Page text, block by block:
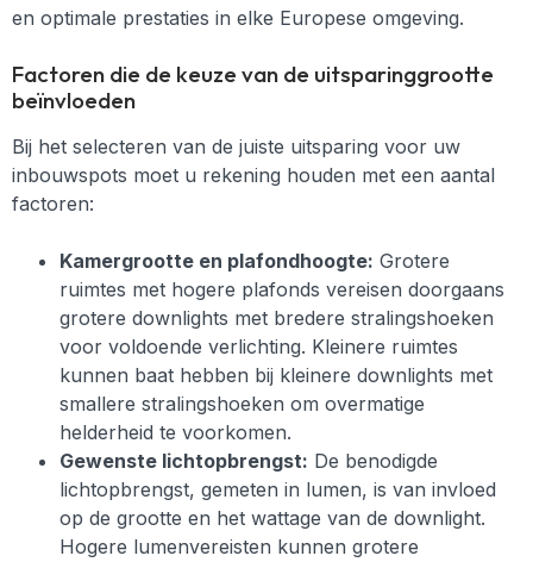
en optimale prestaties in elke Europese omgeving.
Factoren die de keuze van de uitsparinggrootte
beïnvloeden
Bij het selecteren van de juiste uitsparing voor uw
inbouwspots moet u rekening houden met een aantal
factoren:
Kamergrootte en plafondhoogte: Grotere
ruimtes met hogere plafonds vereisen doorgaans
grotere downlights met bredere stralingshoeken
voor voldoende verlichting. Kleinere ruimtes
kunnen baat hebben bij kleinere downlights met
smallere stralingshoeken om overmatige
helderheid te voorkomen.
Gewenste lichtopbrengst: De benodigde
lichtopbrengst, gemeten in lumen, is van invloed
op de grootte en het wattage van de downlight.
Hogere lumenvereisten kunnen grotere